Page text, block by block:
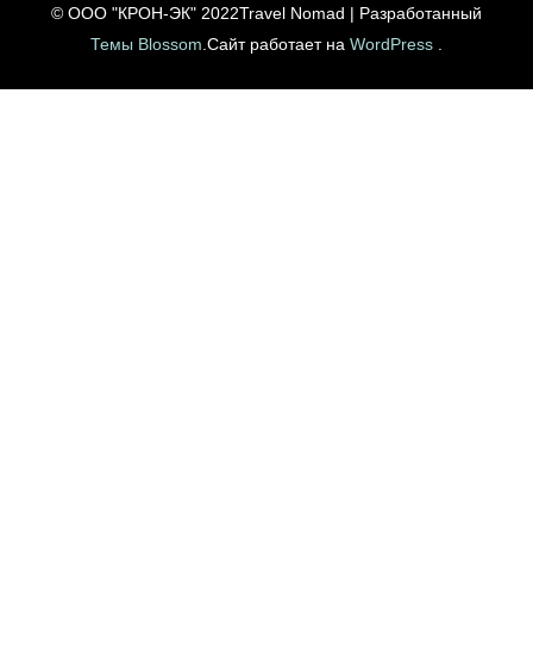
© ООО "КРОН-ЭК" 2022Travel Nomad | Разработанный
Темы Blossom .Сайт работает на WordPress